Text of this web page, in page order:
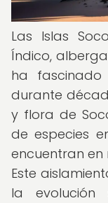
Las Islas
Índico,
ha
durante
y flora de
de especies
encuentran
Este
la